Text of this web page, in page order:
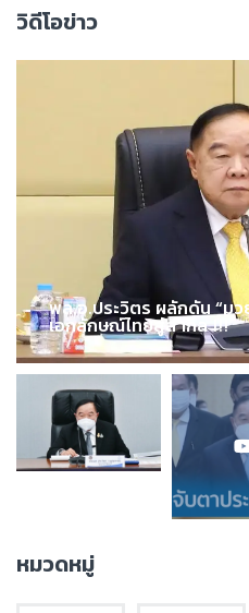
วิดีโอข่าว
พล.อ.ประวิตร ผลักดัน “มว
เอกลักษณ์ไทยสู่สากล !!!
หมวดหมู่